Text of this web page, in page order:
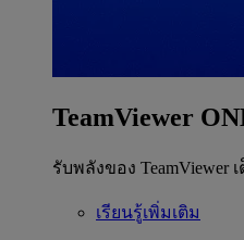
TeamViewer
รับพลังของ
เรียนรู้เพิ่มเติม